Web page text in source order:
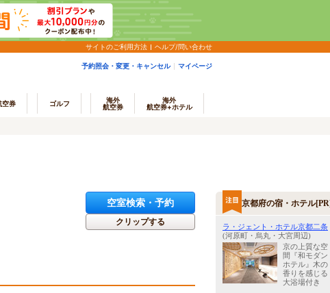
サイトのご利用方法 ヘルプ/問い合わせ
予約照会・変更・キャンセル マイページ
空券 ゴルフ
海外
航空券
海外
航空券+ホテル
空室検索・予約
クリップする
京都府の宿・ホテル
ラ・ジェント・ホテル京都二条
(河原町・烏丸・大宮周辺)
京の上質な空
間『和モダン
ホテル』木の
香りを感じる
大浴場付き